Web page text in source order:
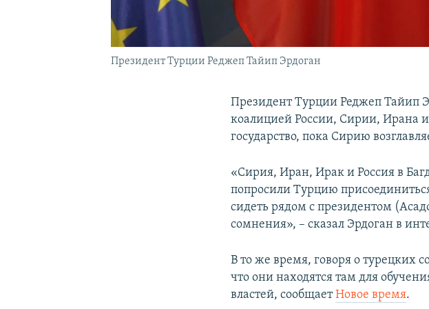
Президент Турции Реджеп Тайип Эрдоган
Президент Турции Реджеп Тайип
коалицией России, Сирии, Ирана
государство, пока Сирию
«Сирия, Иран, Ирак и Россия в
попросили Турцию
сидеть рядом с президентом
сомнения», – сказал Эрдоган в
В то же время, говоря о турецких
что они находятся там для
властей, сообщаетНовое время.